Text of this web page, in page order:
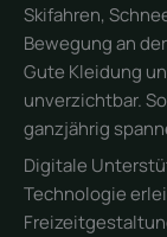
Skifahren,
Bewegung an
Gute Kleidung
unverzichtbar.
ganzjährig
Digitale
Technologie